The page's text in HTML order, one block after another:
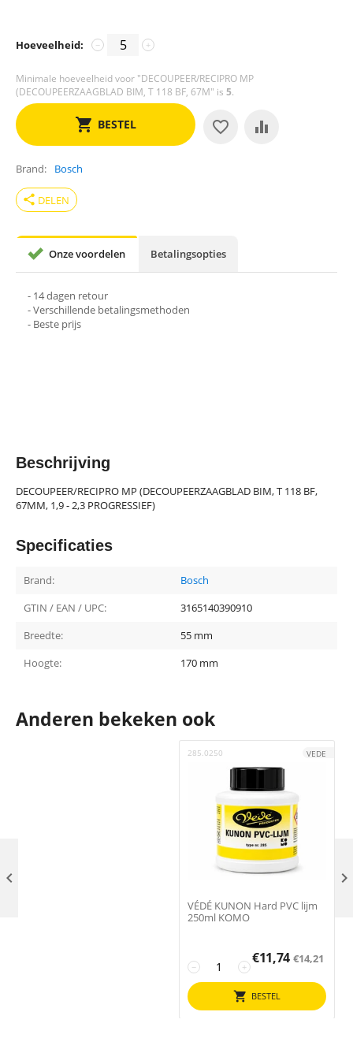
Hoeveelheid: +
−
Minimale hoeveelheid voor "DECOUPEER/RECIPRO MP
(DECOUPEERZAAGBLAD BIM, T 118 BF, 67M" is 5.
BESTEL
Brand Bosch
share DELEN
Onze voordelen Betalingsopties
- 14 dagen retour
- Verschillende betalingsmethoden
- Beste prijs
Beschrijving
DECOUPEER/RECIPRO MP (DECOUPEERZAAGBLAD BIM, T 118 BF,
67MM, 1,9 - 2,3 PROGRESSIEF)
Specificaties
Brand:
Bosch
GTIN / EAN / UPC:
3165140390910
Breedte:
55 mm
Hoogte:
170 mm
Anderen bekeken ook
285.0250 VEDE
VÉDÉ KUNON Hard PVC lijm
250ml KOMO
+
−
€11,74 €14,21
BESTEL
 